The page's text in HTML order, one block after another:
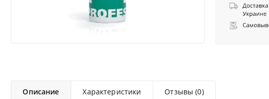
Описание Характеристики Отзывы (0)